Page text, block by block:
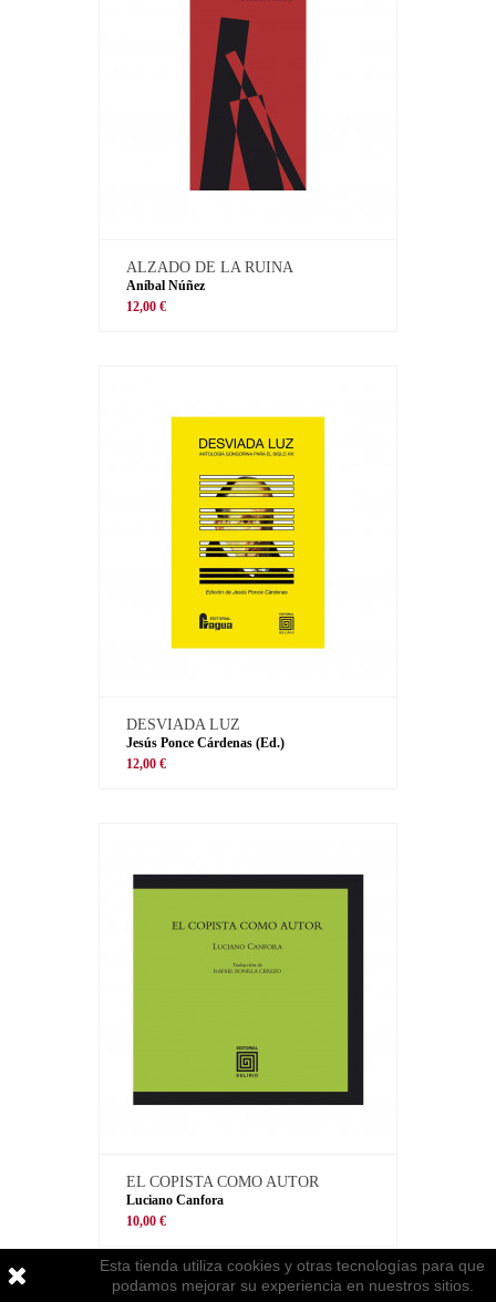
ALZADO DE LA RUINA
Aníbal Núñez
12,00 €
DESVIADA LUZ
Jesús Ponce Cárdenas (Ed.)
12,00 €
EL COPISTA COMO AUTOR
Luciano Canfora
10,00 €
Esta tienda utiliza cookies y otras tecnologías para que
podamos mejorar su experiencia en nuestros sitios.